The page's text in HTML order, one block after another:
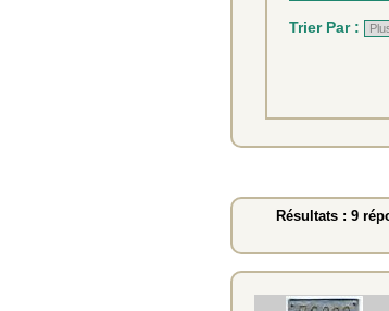
Trier Par :
Résultats : 9